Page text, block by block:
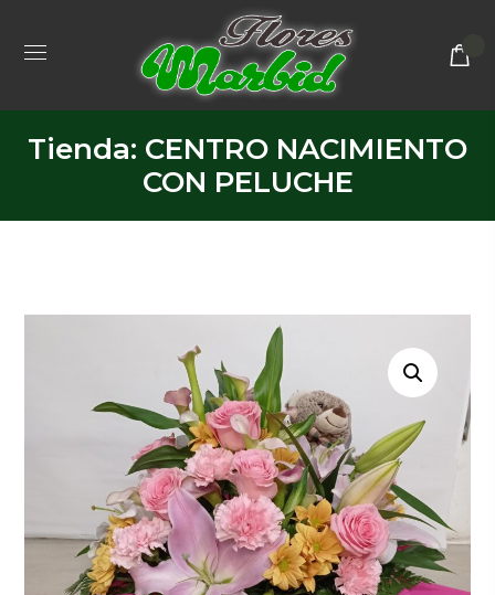
Tienda: CENTRO NACIMIENTO
CON PELUCHE